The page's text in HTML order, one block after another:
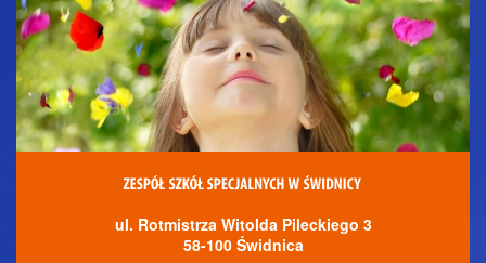
ul. Rotmistrza Witolda Pileckiego 3
58-100 Świdnica